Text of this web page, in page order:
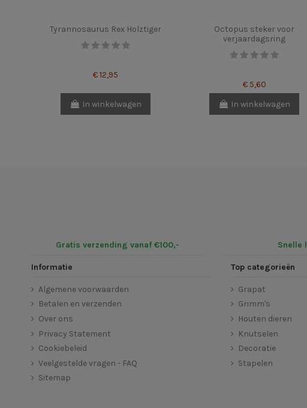
Tyrannosaurus Rex Holztiger
€ 12,95
In winkelwagen
Octopus steker voor
verjaardagsring
€ 5,60
In winkelwagen
Gratis verzending vanaf €100,- Snelle
Informatie
Algemene voorwaarden
Betalen en verzenden
Over ons
Privacy Statement
Cookiebeleid
Veelgestelde vragen - FAQ
Sitemap
Top categorieën
Grapat
Grimm's
Houten dieren
Knutselen
Decoratie
Stapelen